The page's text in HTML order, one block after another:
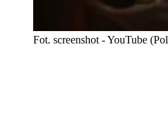
Fot. screenshot - YouTube